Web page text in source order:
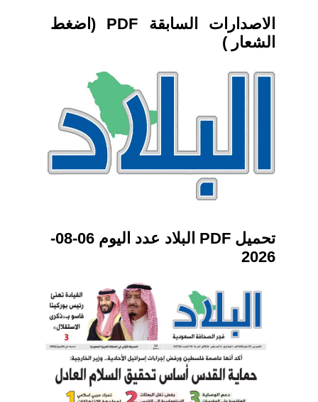
الاصدارات السابقة PDF (اضغط
الشعار )
تحميل PDF البلاد عدد اليوم 06-08-
2026